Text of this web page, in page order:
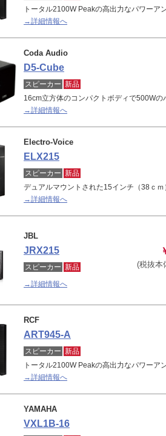
トータル2100W Peakの高出力なパワーア
→詳細情報へ
Coda Audio
D5-Cube
スピーカー 新品
16cm立方体のコンパクトボディで500W
→詳細情報へ
Electro-Voice
ELX215
スピーカー 新品
デュアルマウントされた15インチ（38ｃ
→詳細情報へ
JBL
JRX215
(税抜本
スピーカー 新品
→詳細情報へ
RCF
ART945-A
スピーカー 新品
トータル2100W Peakの高出力なパワーア
→詳細情報へ
YAMAHA
VXL1B-16